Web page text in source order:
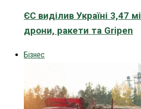
ЄС виділив Україні 3,47
дрони, ракети та Gripen
Бізнес